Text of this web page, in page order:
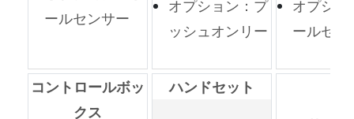
ールセンサー
オプション：プ
ッシュオンリー
オプショ
ールセン
コントロールボッ
クス
ハンドセット